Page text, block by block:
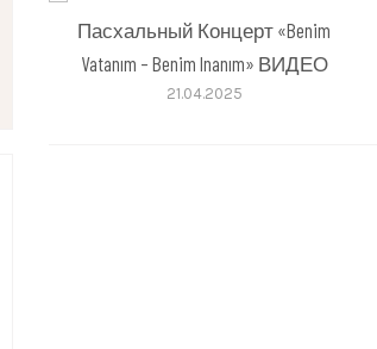
Пасхальный Концерт «Benim
Vatanım – Benim Inanım» ВИДЕО
21.04.2025